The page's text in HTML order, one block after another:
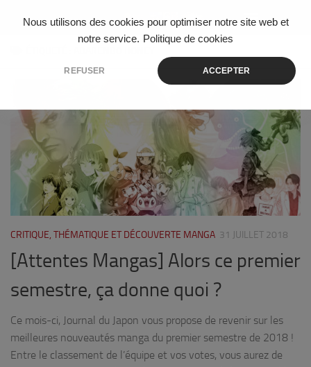
Nous utilisons des cookies pour optimiser notre site web et
notre service. Politique de cookies
REFUSER ACCEPTER
Skip to content
CRITIQUE, THÉMATIQUE ET DÉCOUVERTE MANGA 31 JUILLET 2018
[Attentes Mangas] Alors ce premier
semestre, ça donne quoi ?
Ce mois-ci, Journal du Japon vous propose de revenir sur les
meilleures nouveautés manga du premier semestre de 2018 !
Entre le classement de l’équipe et vos votes, vous aurez de